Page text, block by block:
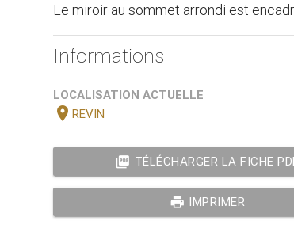
Le miroir au sommet arrondi est
Informations
LOCALISATION ACTUELLE
location_onREVIN
picture_as_pdf TÉLÉCHARGER LA FICHE
print IMPRIMER